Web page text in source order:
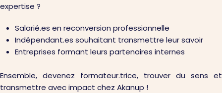
expertise ?
Salarié.es en reconversion professionnelle
Indépendant.es souhaitant transmettre leur savoir
Entreprises formant leurs partenaires internes
Ensemble, devenez formateur.trice, trouver du sens et
transmettre avec impact chez Akanup !